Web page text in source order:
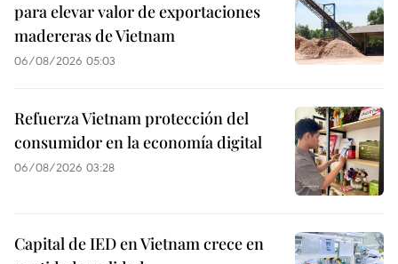
para elevar valor de exportaciones
madereras de Vietnam
06/08/2026 05:03
Refuerza Vietnam protección del
consumidor en la economía digital
06/08/2026 03:28
Capital de IED en Vietnam crece en